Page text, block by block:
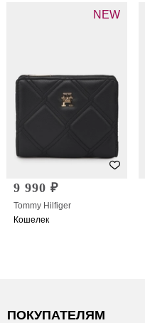
NEW
9 990 ₽
Tommy Hilfiger
Кошелек
ПОКУПАТЕЛЯМ